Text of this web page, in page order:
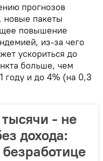
прогнозов
новые пакеты
повышение
из-за чего
ускориться до
больше, чем
году и до 4% (на 0,3
- не
дохода: